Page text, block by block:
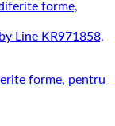
forme, pentru